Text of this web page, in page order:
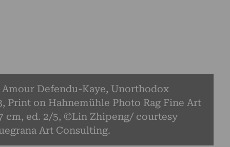
Defendu-Kaye, Unorthodox
Print on Hahnemühle Photo Rag Fine Art
cm, ed. 2/5, ©Lin Zhipeng/ courtesy
Art Consulting.